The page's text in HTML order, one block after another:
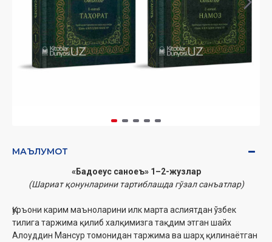
МАЪЛУМОТ
«Бадоеус саноеъ»‎ 1–2-жузлар
(Шариат қонунларини тартиблашда гўзал санъатлар)
Қуръони карим маъноларини илк марта аслиятдан ўзбек
тилига таржима қилиб халқимизга тақдим этган шайх
Алоуддин Мансур томонидан таржима ва шарҳ қилинаётган